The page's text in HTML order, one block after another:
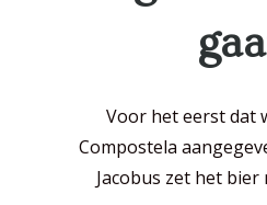
Voor het eerst dat
Compostela
Jacobus zet het bier